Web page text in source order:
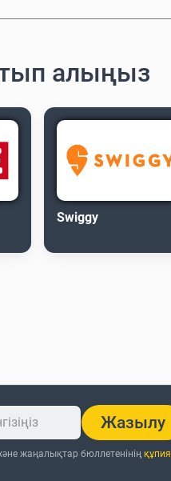
алыңыз
Swiggy
Жазылу
жаңалықтар бюллетенінің